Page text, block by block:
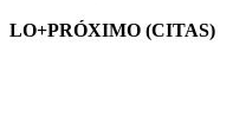
LO+PRÓXIMO (CITAS)